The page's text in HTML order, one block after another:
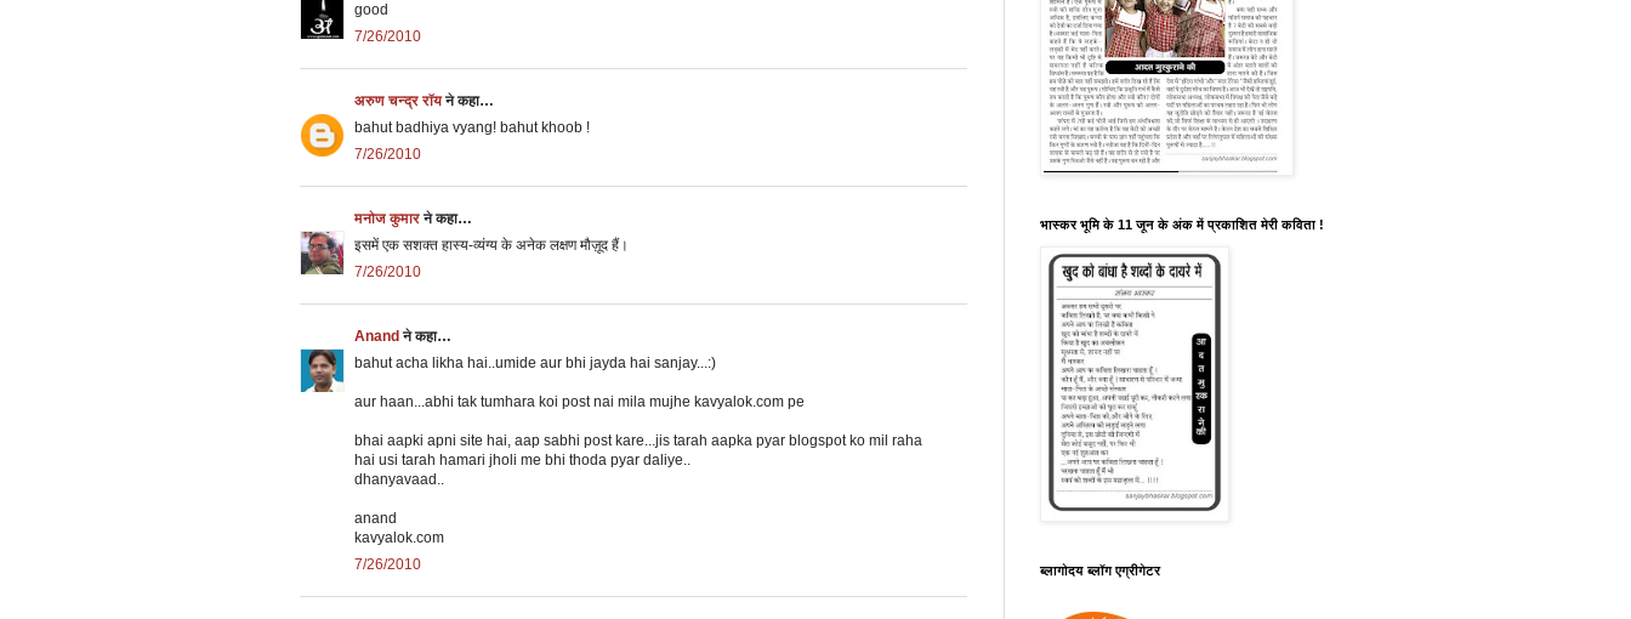
good
7/26/2010
अरुण चन्द्र रॉयने कहा…
bahut badhiya vyang! bahut khoob !
7/26/2010
मनोज कुमार ने कहा…
इसमें एक सशक्त हास्य-व्यंग्य के अनेक लक्षण मौज़ूद हैं।
7/26/2010
Anand ने कहा…
bahut acha likha hai..umide aur bhi jayda hai sanjay...:)
aur haan...abhi tak tumhara koi post nai mila mujhe kavyalok.com pe
bhai aapki apni site hai, aap sabhi post kare...jis tarah aapka pyar blogspot ko mil raha
hai usi tarah hamari jholi me bhi thoda pyar daliye..
dhanyavaad..
anand
kavyalok.com
7/26/2010
भास्कर भूमि के 11 जून के अंक में प्रकाशित मेरी कविता !
ब्लागोदय ब्लॉग एग्रीगेटर